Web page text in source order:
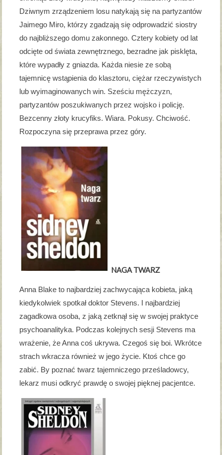
Dziwnym zrządzeniem losu natykają się na partyzantów
Jaimego Miro, którzy zgadzają się odprowadzić siostry
do najbliższego domu zakonnego. Cztery kobiety od lat
odcięte od świata zewnętrznego, bezradne jak pisklęta,
które wypadły z gniazda. Każda niesie ze sobą
tajemnicę wstąpienia do klasztoru, ciężar rzeczywistych
lub wyimaginowanych win. Sześciu mężczyzn,
partyzantów poszukiwanych przez wojsko i policję.
Bezcenny złoty krucyfiks. Wiara. Pokusy. Chciwość.
Rozpoczyna się przeprawa przez góry.
NAGA TWARZ
Anna Blake to najbardziej zachwycająca kobieta, jaką
kiedykolwiek spotkał doktor Stevens. I najbardziej
zagadkowa osoba, z jaką zetknął się w swojej praktyce
psychoanalityka. Podczas kolejnych sesji Stevens ma
wrażenie, że Anna coś ukrywa. Czegoś się boi. Wkrótce
strach wkracza również w jego życie. Ktoś chce go
zabić. By poznać twarz tajemniczego prześladowcy,
lekarz musi odkryć prawdę o swojej pięknej pacjentce.